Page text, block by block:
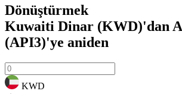
Dönüştürmek
Kuwaiti Dinar (KWD)'dan
(API3)'ye aniden
KWD